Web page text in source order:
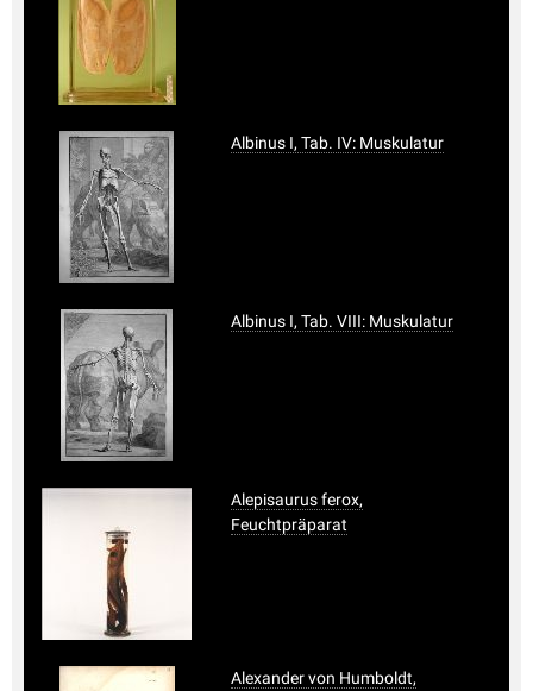
Albinus I, Tab. IV: Muskulatur
Albinus I, Tab. VIII: Muskulatur
Alepisaurus ferox,
Feuchtpräparat
Alexander von Humboldt,